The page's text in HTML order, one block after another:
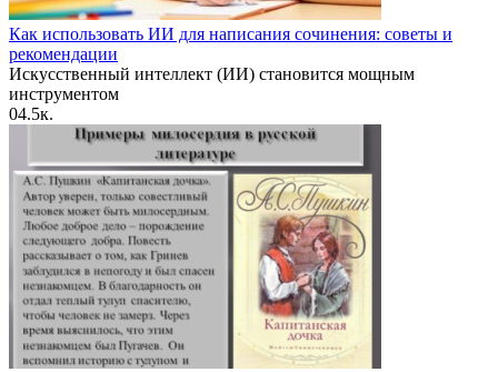
Как использовать ИИ для написания сочинения: советы и
рекомендации
Искусственный интеллект (ИИ) становится мощным
инструментом
04.5к.